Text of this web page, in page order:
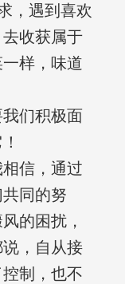
，遇到喜欢
收获属于
样，味道
们积极面
信，通过
同的努
的困扰，
，自从接
制，也不